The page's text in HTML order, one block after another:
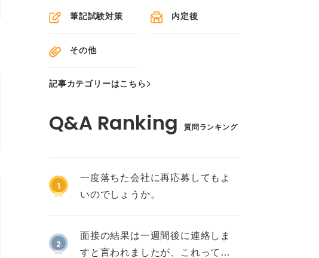
筆記試験対策 内定後
その他
記事カテゴリーはこちら
質問ランキング
1
一度落ちた会社に再応募してもよ
いのでしょうか。
2
面接の結果は一週間後に連絡しま
すと言われましたが、これって不